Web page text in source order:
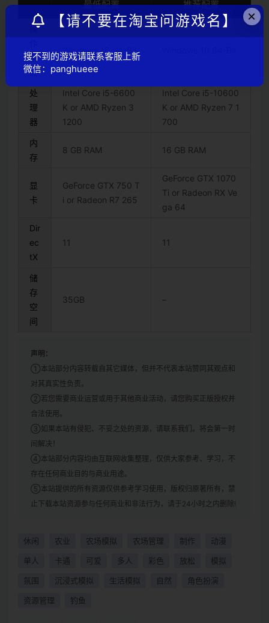
最低配置 推荐配置
操
系
统
Windows 10 64-Bit
处
理
器
Intel Core i5-6600
K or AMD Ryzen 3
1200
Intel Core i5-10600
K or AMD Ryzen 7 1
700
内
存
8 GB RAM 16 GB RAM
显
卡
GeForce GTX 750 T
i or Radeon R7 265
GeForce GTX 1070
Ti or Radeon RX Ve
ga 64
Dir
ec
tX
11 11
储
存
空
间
35GB –
声明：
①本站部分内容转载自其它媒体，但并不代表本站赞同其观点和
对其真实性负责。
②若您需要商业运营或用于其他商业活动，请您购买正版授权并
合法使用。
③如果本站有侵犯、不妥之处的资源，请联系我们。将会第一时
间解决！
④本站部分内容均由互联网收集整理，仅供大家参考、学习，不
存在任何商业目的与商业用途。
⑤本站提供的所有资源仅供参考学习使用，版权归原著所有，禁
止下载本站资源参与任何商业和非法行为，请于24小时之内删除!
休闲 农业 农场模拟 农场管理 制作 动漫
单人 卡通 可爱 多人 彩色 放松 模拟
氛围 沉浸式模拟 生活模拟 自然 角色扮演
资源管理 钓鱼
×
【请不要在淘宝问游戏名】
搜不到的游戏请联系客服上新
微信：panghueee